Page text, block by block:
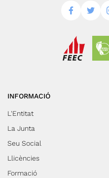
INFORMACIÓ
L'Entitat
La Junta
Seu Social
Llicències
Formació